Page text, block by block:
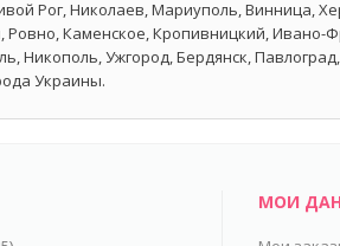
Рог, Николаев, Мариуполь, Винница,
Каменское, Кропивницкий, Ивано-
Никополь, Ужгород, Бердянск,
Украины.
МОИ